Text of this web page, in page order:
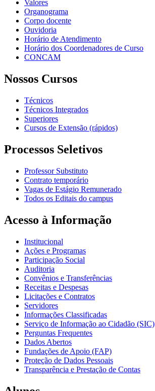
Valores
Organograma
Corpo docente
Ouvidoria
Horário de Atendimento
Horário dos Coordenadores de Curso
CONCAM
Nossos Cursos
Técnicos
Técnicos Integrados
Superiores
Cursos de Extensão (rápidos)
Processos Seletivos
Professor Substituto
Contrato temporário
Vagas de Estágio Remunerado
Todos os Editais do campus
Acesso à Informação
Institucional
Ações e Programas
Participação Social
Auditoria
Convênios e Transferências
Receitas e Despesas
Licitações e Contratos
Servidores
Informações Classificadas
Serviço de Informação ao Cidadão (SIC)
Perguntas Frequentes
Dados Abertos
Fundações de Apoio (FAP)
Proteção de Dados Pessoais
Transparência e Prestação de Contas